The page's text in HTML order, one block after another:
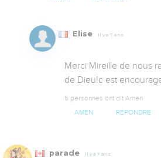
Elise Il y a 7 ans
Merci Mireille de nous
de Dieu!c est
5 personnes ont dit Amen
AMEN RÉPONDRE
parade Il y a 7 ans